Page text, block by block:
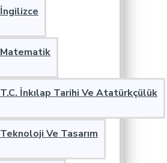
İngilizce
Matematik
T.C. İnkılap Tarihi Ve Atatürkçülük
Teknoloji Ve Tasarım